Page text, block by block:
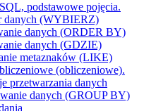
podstawowe pojęcia.
danych (WYBIERZ)
danych (ORDER BY)
danych (GDZIE)
metaznaków (LIKE)
(obliczeniowe).
przetwarzania danych
danych (GROUP BY)